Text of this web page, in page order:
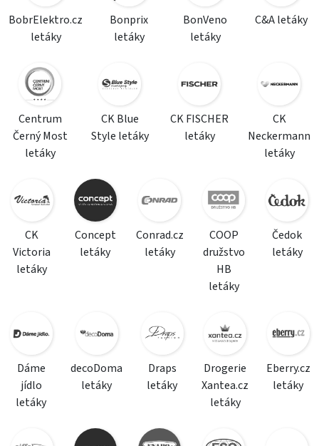
BobrElektro.cz
letáky
Bonprix
letáky
BonVeno
letáky
C&A letáky
Centrum
Černý Most
letáky
CK Blue
Style letáky
CK FISCHER
letáky
CK
Neckermann
letáky
CK
Victoria
letáky
Concept
letáky
Conrad.cz
letáky
COOP
družstvo
HB
letáky
Čedok
letáky
Dáme
jídlo
letáky
decoDoma
letáky
Draps
letáky
Drogerie
Xantea.cz
letáky
Eberry.cz
letáky